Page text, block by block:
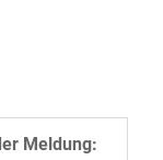
Meldung: